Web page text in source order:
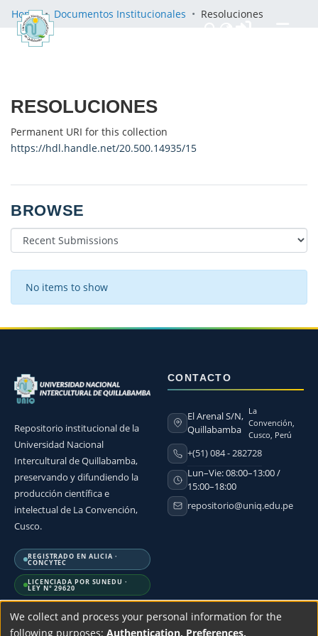
Statistics
Políticas
Home Documentos Institucionales Resoluciones
RESOLUCIONES
Permanent URI for this collection
https://hdl.handle.net/20.500.14935/15
BROWSE
RECENT SUBMISSIONS
No items to show
Repositorio institucional de la
Universidad Nacional
Intercultural de Quillabamba,
preservando y difundiendo la
producción científica e
intelectual de La Convención,
Cusco.
REGISTRADO EN ALICIA ·
CONCYTEC
LICENCIADA POR SUNEDU ·
LEY N° 29620
CONTACTO
El Arenal S/N,
Quillabamba
La
Convención,
Cusco, Perú
+(51) 084 - 282728
Lun–Vie: 08:00–13:00 /
15:00–18:00
repositorio@uniq.edu.pe
We collect and process your personal information for the
following purposes: Authentication, Preferences,